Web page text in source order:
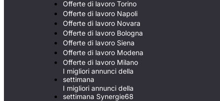
Offerte di lavoro Torino
Offerte di lavoro Napoli
Offerte di lavoro Novara
Offerte di lavoro Bologna
Offerte di lavoro Siena
Offerte di lavoro Modena
Offerte di lavoro Milano
I migliori annunci della
settimana
I migliori annunci della
settimana Synergie68